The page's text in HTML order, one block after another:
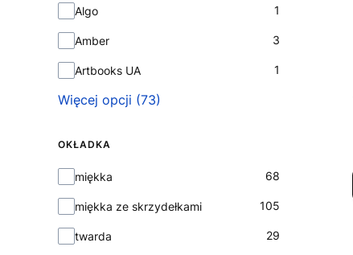
Algo 1
Amber 3
Artbooks UA 1
Więcej opcji (73)
OKŁADKA
Okładka
miękka 68
miękka ze skrzydełkami 105
twarda 29